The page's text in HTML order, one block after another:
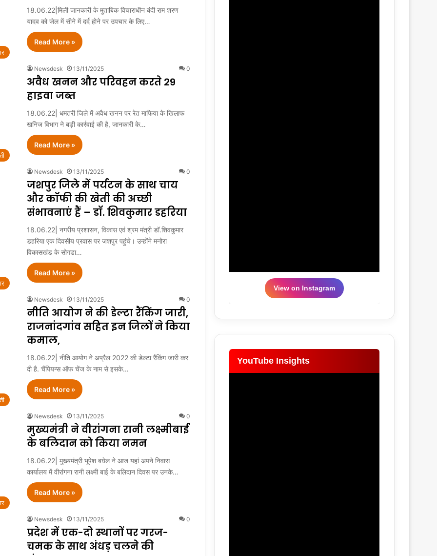
18.06.22|मिली जानकारी के मुताबिक विचाराधीन बंदी राम शरण
यादव को जेल में सीने में दर्द होने पर उपचार के लिए…
Read More »
Newsdesk 13/11/2025 0
अवैध खनन और परिवहन करते 29
हाइवा जब्त
18.06.22| धमतरी जिले में अवैध खनन पर रेत माफिया के खिलाफ
खनिज विभाग ने बड़ी कार्रवाई की है, जानकारी के…
Read More »
Newsdesk 13/11/2025 0
जशपुर जिले में पर्यटन के साथ चाय
और कॉफी की खेती की अच्छी
संभावनाएं हैं – डॉ. शिवकुमार डहरिया
18.06.22| नगरीय प्रशासन, विकास एवं श्रम मंत्री डॉ.शिवकुमार
डहरिया एक दिवसीय प्रवास पर जशपुर पहुंचे। उन्होंने मनोरा
विकासखंड के सोगडा…
Read More »
Newsdesk 13/11/2025 0
नीति आयोग ने की डेल्टा रैंकिंग जारी,
राजनांदगांव सहित इन जिलों ने किया
कमाल,
18.06.22| नीति आयोग ने अप्रैल 2022 की डेल्टा रैंकिंग जारी कर
दी है. चैंपियन्स ऑफ चेंज के नाम से इसके…
Read More »
Newsdesk 13/11/2025 0
मुख्यमंत्री ने वीरांगना रानी लक्ष्मीबाई
के बलिदान को किया नमन
18.06.22| मुख्यमंत्री भूपेश बघेल ने आज यहां अपने निवास
कार्यालय में वीरांगना रानी लक्ष्मी बाई के बलिदान दिवस पर उनके…
Read More »
Newsdesk 13/11/2025 0
प्रदेश में एक-दो स्थानों पर गरज-
चमक के साथ अंधड़ चलने की
View on Instagram
YouTube Insights